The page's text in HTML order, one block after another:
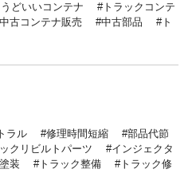
どいいコンテナ
トラックコンテ
古コンテナ販売 中古部品
ト
ラル 修理時間短縮
部品代節
クリビルトパーツ
インジェクタ
装 トラック整備
トラック修